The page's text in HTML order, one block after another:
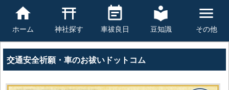
ホーム 神社探す 車祓良日 豆知識 その他
交通安全祈願・車のお祓いドットコム